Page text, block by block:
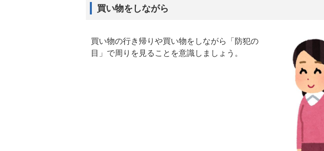
買い物をしながら
買い物の行き帰りや買い物をしながら「防犯の
目」で周りを見ることを意識しましょう。